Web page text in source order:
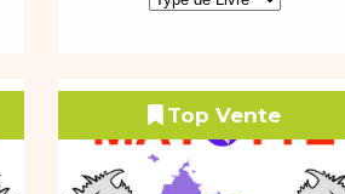
Top Vente